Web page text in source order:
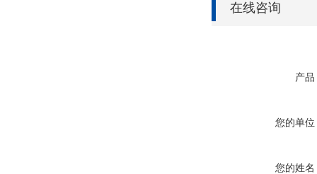
在线咨询
产品
您的单位
您的姓名